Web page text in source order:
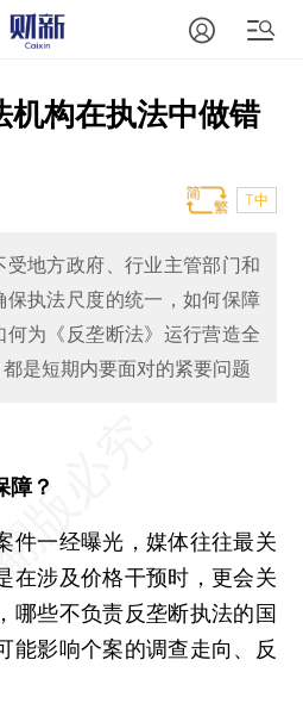
机构在执法中做错
T中
地方政府、行业主管部门和
执法尺度的统一，如何保障
为《反垄断法》运行营造全
是短期内要面对的紧要问题
障？
一经曝光，媒体往往最关
在涉及价格干预时，更会关
哪些不负责反垄断执法的国
能影响个案的调查走向、反